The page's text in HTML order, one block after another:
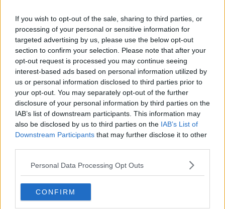
If you wish to opt-out of the sale, sharing to third parties, or
processing of your personal or sensitive information for
targeted advertising by us, please use the below opt-out
section to confirm your selection. Please note that after your
opt-out request is processed you may continue seeing
interest-based ads based on personal information utilized by
us or personal information disclosed to third parties prior to
your opt-out. You may separately opt-out of the further
disclosure of your personal information by third parties on the
IAB’s list of downstream participants. This information may
also be disclosed by us to third parties on the IAB’s List of
Downstream Participants that may further disclose it to other
Personal Data Processing Opt Outs
CONFIRM
Portoferraio.
In particolare, nella giornata divenerdì 15 Maggio sarà sospesa
la circolazione veicolare dalla frazione di Bagnaia fino alla
rotonda dell’incrocio con la Strada Provinciale 26 dalle ore
10,30 alle ore 12,30.
Nella giornata di sabato16 Maggio, le limitazioni riguarderanno il
centro storico della città e la zona delle Ghiaie. Nel dettaglio,
dalle 10,30 alle 13 sarà interdetto il traffico veicolare a partire
dal bivio delle Ghiaie in direzione Via Vittorio Emanuele II. Sarà
Infine, daltratto che va da Via Cairoli a Via Einaudi fino a Via
10,30 fino alle 12,30.